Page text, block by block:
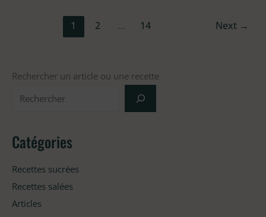
Rechercher un article ou une recette
Catégories
Recettes sucrées
Recettes salées
Articles
1 2 … 14 Next →